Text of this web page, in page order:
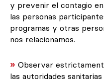
y prevenir el contagio
las personas
programas y otras
nos relacionamos.
» Observar
las autoridades